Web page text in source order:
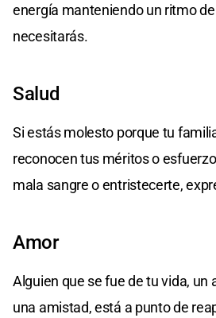
energía manteniendo un ritmo
necesitarás.
Salud
Si estás molesto porque tu
reconocen tus méritos o
mala sangre o entristecerte,
Amor
Alguien que se fue de tu vida, un
una amistad, está a punto de